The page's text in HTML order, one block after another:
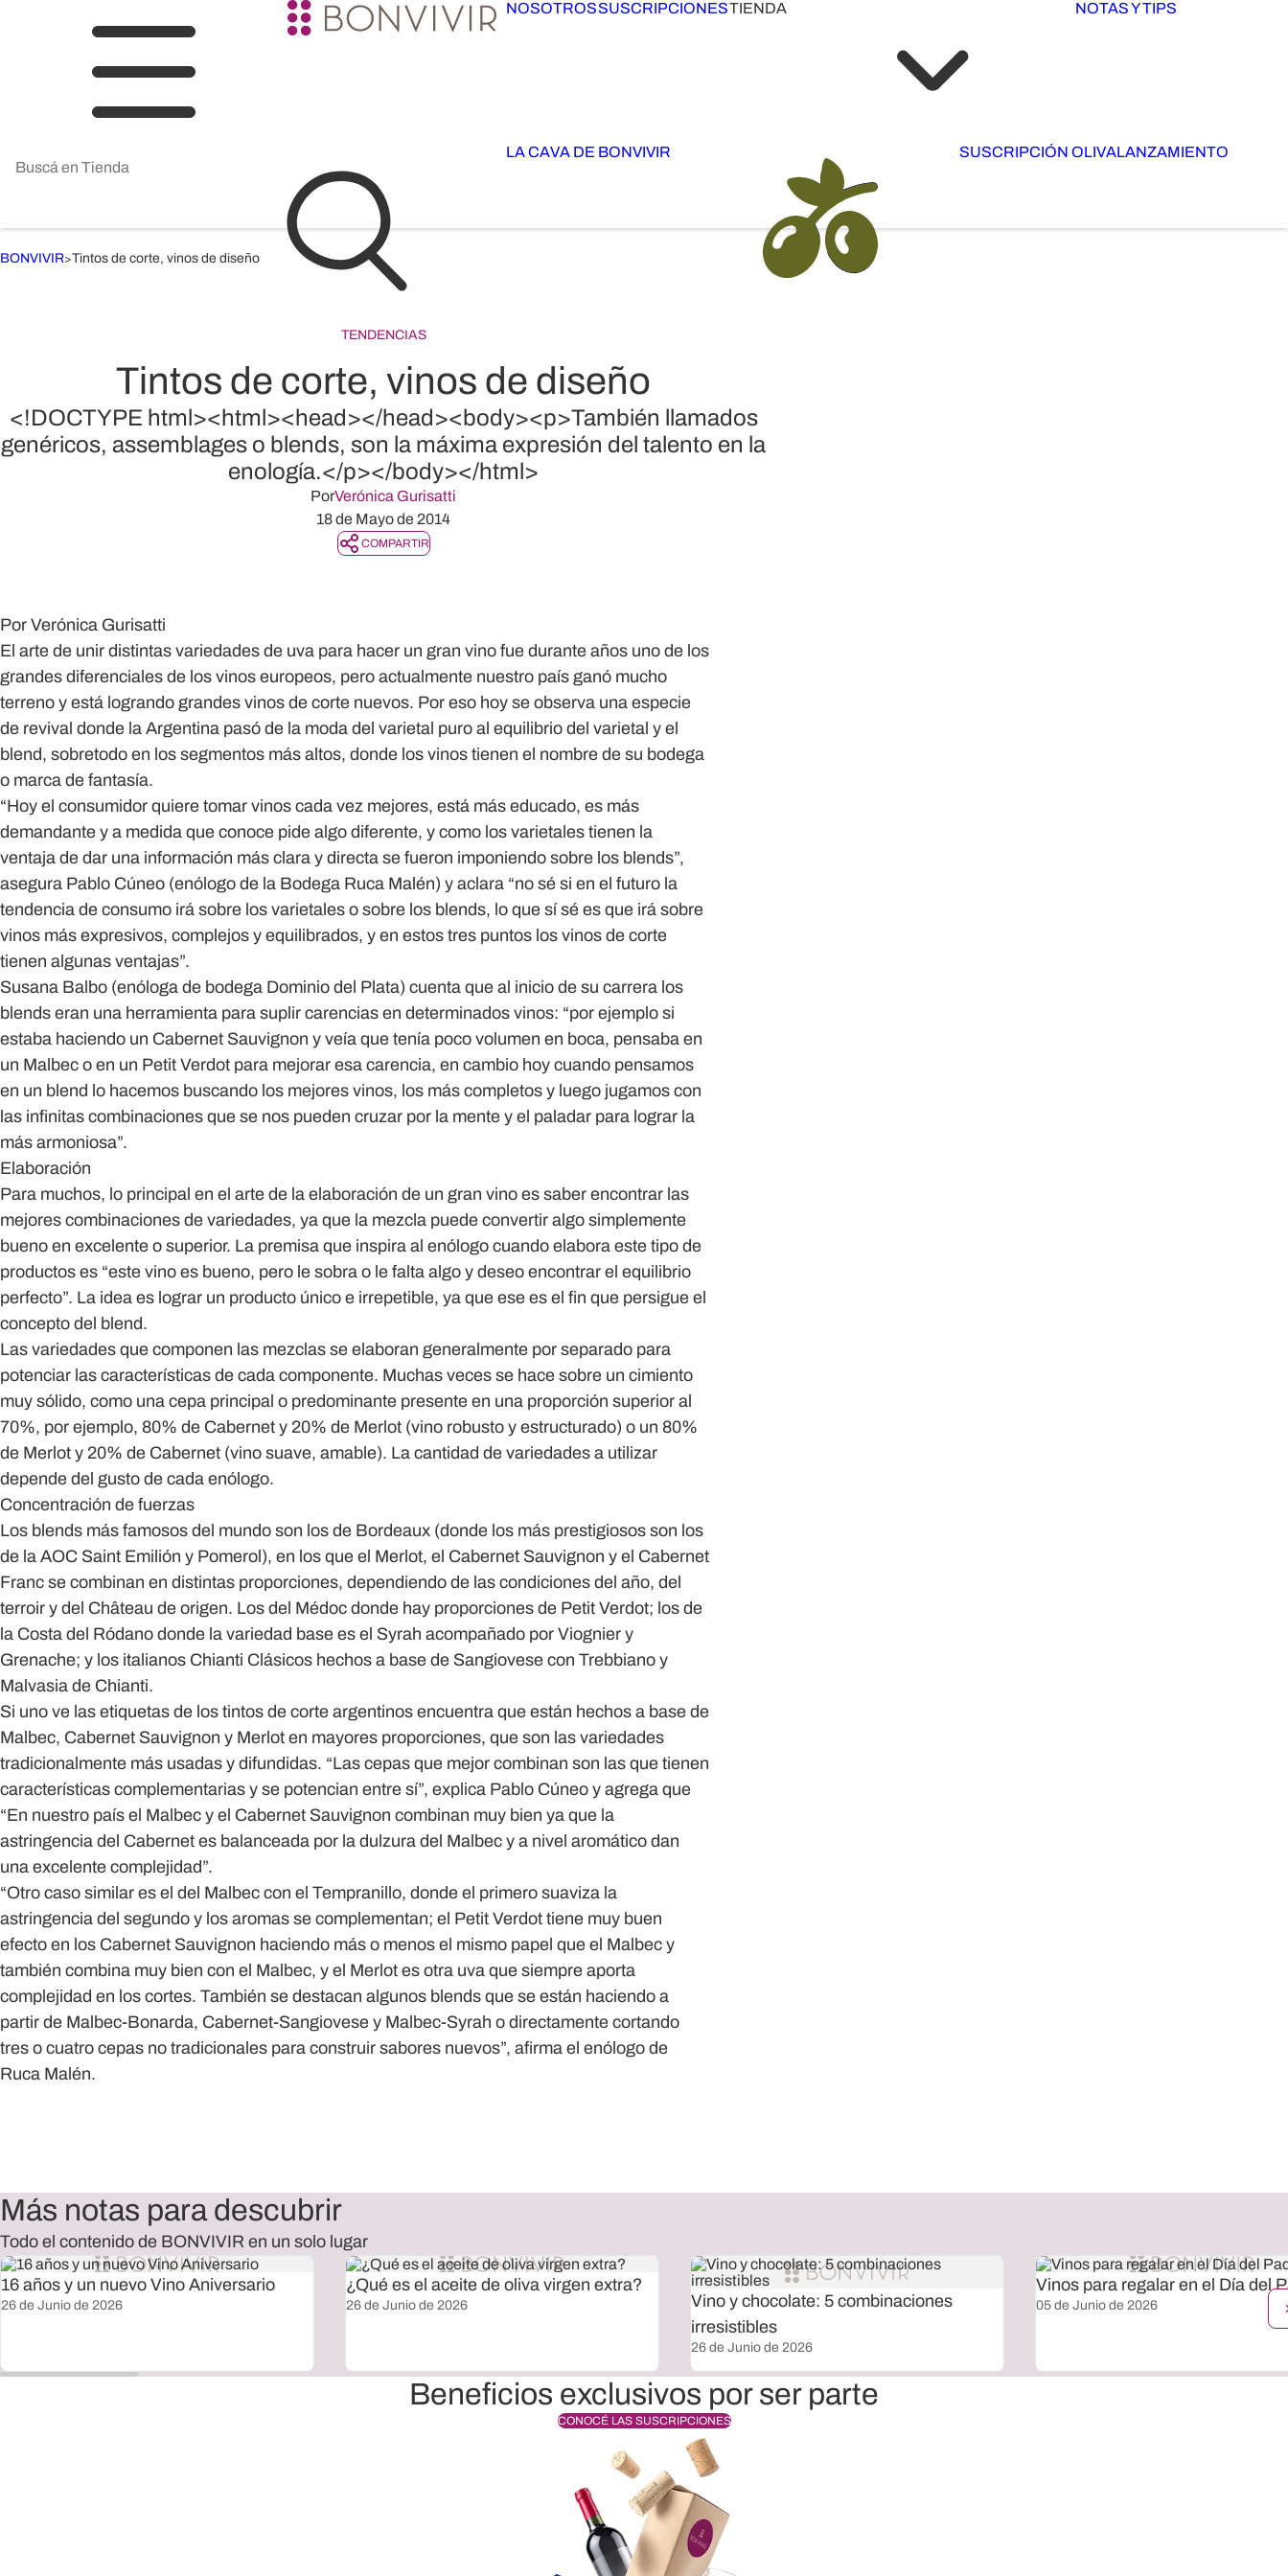
NOSOTROSSUSCRIPCIONESTIENDA NOTAS Y TIPS
LA CAVA DE BONVIVIR SUSCRIPCIÓN OLIVALANZAMIENTO
BONVIVIR>Tintos de corte, vinos de diseño
TENDENCIAS
Tintos de corte, vinos de diseño
<!DOCTYPE html><html><head></head><body><p>También llamados
genéricos, assemblages o blends, son la máxima expresión del talento en la
enología.</p></body></html>
PorVerónica Gurisatti
18 de Mayo de 2014
COMPARTIR
Por Verónica Gurisatti
El arte de unir distintas variedades de uva para hacer un gran vino fue durante años uno de los
grandes diferenciales de los vinos europeos, pero actualmente nuestro país ganó mucho
terreno y está logrando grandes vinos de corte nuevos. Por eso hoy se observa una especie
de revival donde la Argentina pasó de la moda del varietal puro al equilibrio del varietal y el
blend, sobretodo en los segmentos más altos, donde los vinos tienen el nombre de su bodega
o marca de fantasía.
“Hoy el consumidor quiere tomar vinos cada vez mejores, está más educado, es más
demandante y a medida que conoce pide algo diferente, y como los varietales tienen la
ventaja de dar una información más clara y directa se fueron imponiendo sobre los blends”,
asegura Pablo Cúneo (enólogo de la Bodega Ruca Malén) y aclara “no sé si en el futuro la
tendencia de consumo irá sobre los varietales o sobre los blends, lo que sí sé es que irá sobre
vinos más expresivos, complejos y equilibrados, y en estos tres puntos los vinos de corte
tienen algunas ventajas”.
Susana Balbo (enóloga de bodega Dominio del Plata) cuenta que al inicio de su carrera los
blends eran una herramienta para suplir carencias en determinados vinos: “por ejemplo si
estaba haciendo un Cabernet Sauvignon y veía que tenía poco volumen en boca, pensaba en
un Malbec o en un Petit Verdot para mejorar esa carencia, en cambio hoy cuando pensamos
en un blend lo hacemos buscando los mejores vinos, los más completos y luego jugamos con
las infinitas combinaciones que se nos pueden cruzar por la mente y el paladar para lograr la
más armoniosa”.
Elaboración
Para muchos, lo principal en el arte de la elaboración de un gran vino es saber encontrar las
mejores combinaciones de variedades, ya que la mezcla puede convertir algo simplemente
bueno en excelente o superior. La premisa que inspira al enólogo cuando elabora este tipo de
productos es “este vino es bueno, pero le sobra o le falta algo y deseo encontrar el equilibrio
perfecto”. La idea es lograr un producto único e irrepetible, ya que ese es el fin que persigue el
concepto del blend.
Las variedades que componen las mezclas se elaboran generalmente por separado para
potenciar las características de cada componente. Muchas veces se hace sobre un cimiento
muy sólido, como una cepa principal o predominante presente en una proporción superior al
70%, por ejemplo, 80% de Cabernet y 20% de Merlot (vino robusto y estructurado) o un 80%
de Merlot y 20% de Cabernet (vino suave, amable). La cantidad de variedades a utilizar
depende del gusto de cada enólogo.
Concentración de fuerzas
Los blends más famosos del mundo son los de Bordeaux (donde los más prestigiosos son los
de la AOC Saint Emilión y Pomerol), en los que el Merlot, el Cabernet Sauvignon y el Cabernet
Franc se combinan en distintas proporciones, dependiendo de las condiciones del año, del
terroir y del Château de origen. Los del Médoc donde hay proporciones de Petit Verdot; los de
la Costa del Ródano donde la variedad base es el Syrah acompañado por Viognier y
Grenache; y los italianos Chianti Clásicos hechos a base de Sangiovese con Trebbiano y
Malvasia de Chianti.
Si uno ve las etiquetas de los tintos de corte argentinos encuentra que están hechos a base de
Malbec, Cabernet Sauvignon y Merlot en mayores proporciones, que son las variedades
tradicionalmente más usadas y difundidas. “Las cepas que mejor combinan son las que tienen
características complementarias y se potencian entre sí”, explica Pablo Cúneo y agrega que
“En nuestro país el Malbec y el Cabernet Sauvignon combinan muy bien ya que la
astringencia del Cabernet es balanceada por la dulzura del Malbec y a nivel aromático dan
una excelente complejidad”.
“Otro caso similar es el del Malbec con el Tempranillo, donde el primero suaviza la
astringencia del segundo y los aromas se complementan; el Petit Verdot tiene muy buen
efecto en los Cabernet Sauvignon haciendo más o menos el mismo papel que el Malbec y
también combina muy bien con el Malbec, y el Merlot es otra uva que siempre aporta
complejidad en los cortes. También se destacan algunos blends que se están haciendo a
partir de Malbec-Bonarda, Cabernet-Sangiovese y Malbec-Syrah o directamente cortando
tres o cuatro cepas no tradicionales para construir sabores nuevos”, afirma el enólogo de
Ruca Malén.
Más notas para descubrir
Todo el contenido de BONVIVIR en un solo lugar
16 años y un nuevo Vino Aniversario
26 de Junio de 2026
¿Qué es el aceite de oliva virgen extra?
26 de Junio de 2026
Vino y chocolate: 5 combinaciones
irresistibles
26 de Junio de 2026
Vinos para regalar en el Día del
05 de Junio de 2026
Beneficios exclusivos por ser parte
CONOCÉ LAS SUSCRIPCIONES